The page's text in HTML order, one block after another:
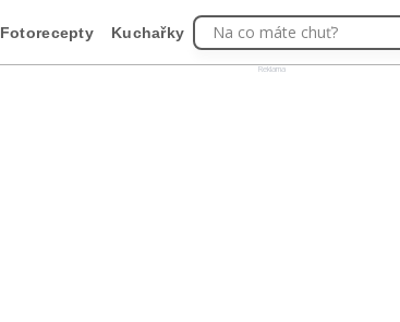
Reklama
Fotorecepty Kuchařky Na co máte chuť?